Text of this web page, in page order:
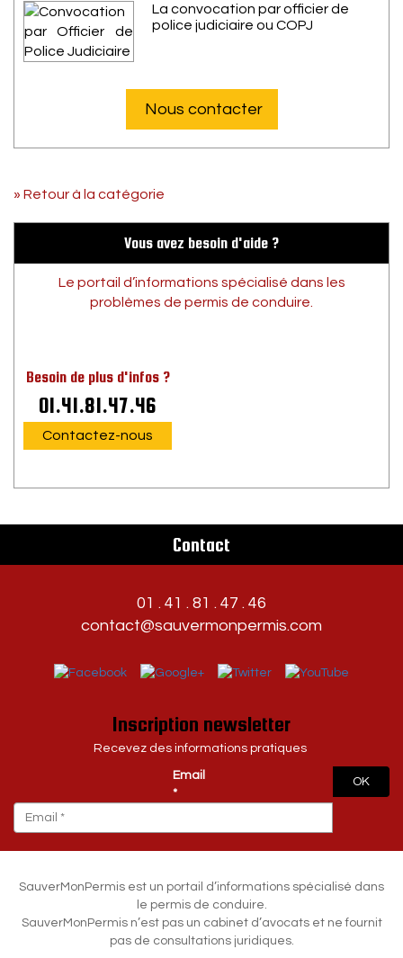
La convocation par officier de
police judiciaire ou COPJ
Nous contacter
» Retour à la catégorie
Vous avez besoin d'aide ?
Le portail d’informations spécialisé dans les
problèmes de permis de conduire.
Besoin de plus d'infos ?
01.41.81.47.46
Contactez-nous
Contact
01 . 41 . 81 . 47 . 46
contact@sauvermonpermis.com
Inscription newsletter
Recevez des informations pratiques
Email
*
OK
SauverMonPermis est un portail d’informations spécialisé dans
le permis de conduire.
SauverMonPermis n’est pas un cabinet d’avocats et ne fournit
pas de consultations juridiques.